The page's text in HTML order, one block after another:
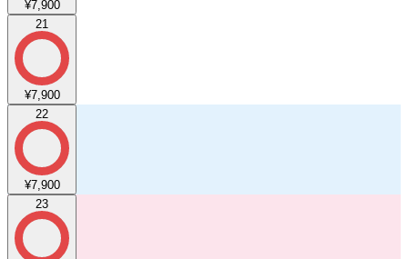
¥7,900
21
¥7,900
22
¥7,900
23